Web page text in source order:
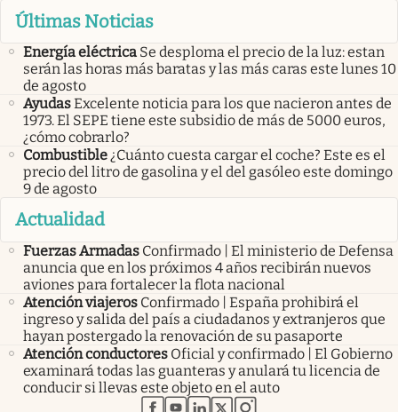
Últimas Noticias
Energía eléctrica Se desploma el precio de la luz: estan
serán las horas más baratas y las más caras este lunes 10
de agosto
AyudasExcelente noticia para los que nacieron antes de
1973. El SEPE tiene este subsidio de más de 5000 euros,
¿cómo cobrarlo?
Combustible¿Cuánto cuesta cargar el coche? Este es el
precio del litro de gasolina y el del gasóleo este domingo
9 de agosto
Actualidad
Fuerzas Armadas Confirmado | El ministerio de Defensa
anuncia que en los próximos 4 años recibirán nuevos
aviones para fortalecer la flota nacional
Atención viajeros Confirmado | España prohibirá el
ingreso y salida del país a ciudadanos y extranjeros que
hayan postergado la renovación de su pasaporte
Atención conductores Oficial y confirmado | El Gobierno
examinará todas las guanteras y anulará tu licencia de
conducir si llevas este objeto en el auto
abre en nueva pestaña
abre en nueva pestaña
abre en nueva pestaña
abre en nueva pestaña
abre en nueva pestaña